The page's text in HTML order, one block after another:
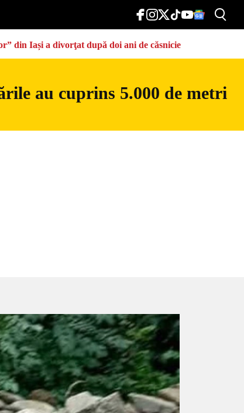
din Iași a divorţat după doi ani de căsnicie
au cuprins 5.000 de metri